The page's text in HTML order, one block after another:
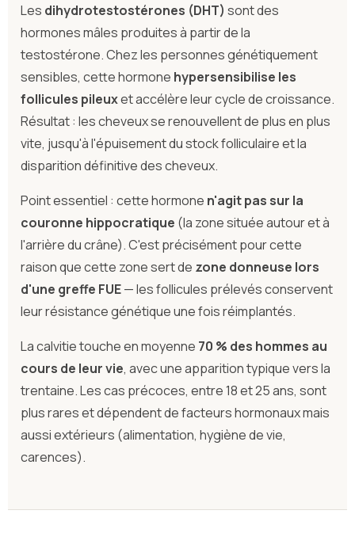
Les dihydrotestostérones (DHT) sont des
hormones mâles produites à partir de la
testostérone. Chez les personnes génétiquement
sensibles, cette hormone hypersensibilise les
follicules pileuxet accélère leur cycle de croissance.
Résultat : les cheveux se renouvellent de plus en plus
vite, jusqu'à l'épuisement du stock folliculaire et la
disparition définitive des cheveux.
Point essentiel : cette hormone n'agit pas sur la
couronne hippocratique (la zone située autour et à
l'arrière du crâne). C'est précisément pour cette
raison que cette zone sert de zone donneuse lors
d'une greffe FUE— les follicules prélevés conservent
leur résistance génétique une fois réimplantés.
La calvitie touche en moyenne 70 % des hommes au
cours de leur vie, avec une apparition typique vers la
trentaine. Les cas précoces, entre 18 et 25 ans, sont
plus rares et dépendent de facteurs hormonaux mais
aussi extérieurs (alimentation, hygiène de vie,
carences).